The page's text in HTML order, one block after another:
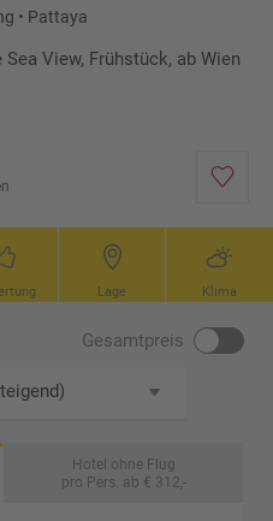
• Pattaya
View, Frühstück, ab Wien
Lage Klima
Gesamtpreis
Hotel ohne Flug
pro Pers. ab € 312,-